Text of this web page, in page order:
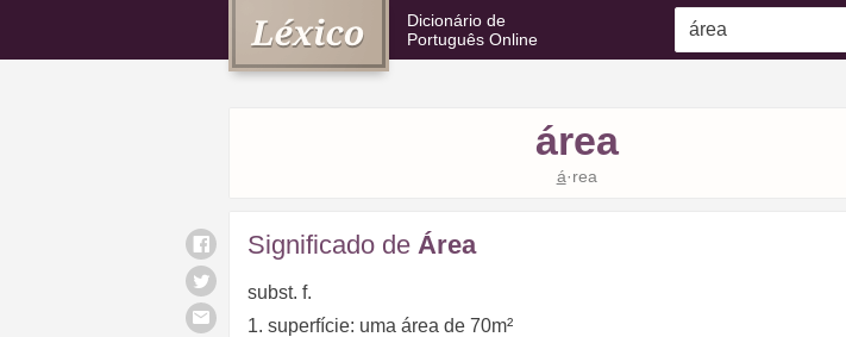
Dicionário de
Português Online
área
á·rea
Significado de Área
subst. f.
1. superfície: uma área de 70m²